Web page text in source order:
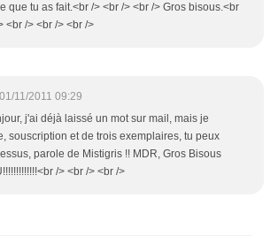
que tu as fait.<br /> <br /> <br /> Gros bisous.<br
<br /> <br /> <br />
01/11/2011 09:29
j'ai déjà laissé un mot sur mail, mais je
souscription et de trois exemplaires, tu peux
parole de Mistigris !! MDR, Gros Bisous
/> <br /> <br />